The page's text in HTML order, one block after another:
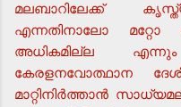
മലബാറിലേക്ക്
എന്നതിനാലോ
അധികമില്ല
കേരളനവോത്ഥാന
മാറ്റിനിര്‍ത്താന്‍